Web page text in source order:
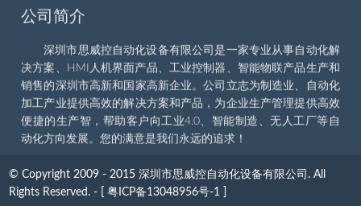
公司简介
深圳市思威控自动化设备有限公司是一家专业从事自动化解
决方案、HMI人机界面产品、工业控制器、智能物联产品生产和
销售的深圳市高新和国家高新企业。公司立志为制造业、自动化
加工产业提供高效的解决方案和产品，为企业生产管理提供高效
便捷的生产智，帮助客户向工业4.0、智能制造、无人工厂等自
动化方向发展。您的满意是我们永远的追求！
© Copyright 2009 - 2015 深圳市思威控自动化设备有限公司. All
Rights Reserved. - [粤ICP备13048956号-1 ]